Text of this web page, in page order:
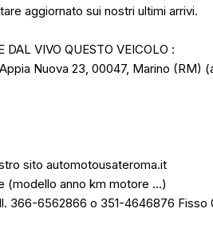
aggiornato sui nostri ultimi arrivi.
DAL VIVO QUESTO VEICOLO :
Nuova 23, 00047, Marino (RM)
sito automotousateroma.it
(modello anno km motore ...)
366-6562866 o 351-4646876 Fisso